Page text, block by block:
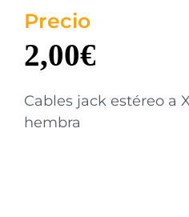
Precio
2,00€
Cables jack estéreo a
hembra